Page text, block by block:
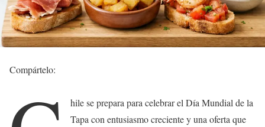
Compártelo:
hile se prepara para celebrar el Día Mundial de la
Tapa con entusiasmo creciente y una oferta que